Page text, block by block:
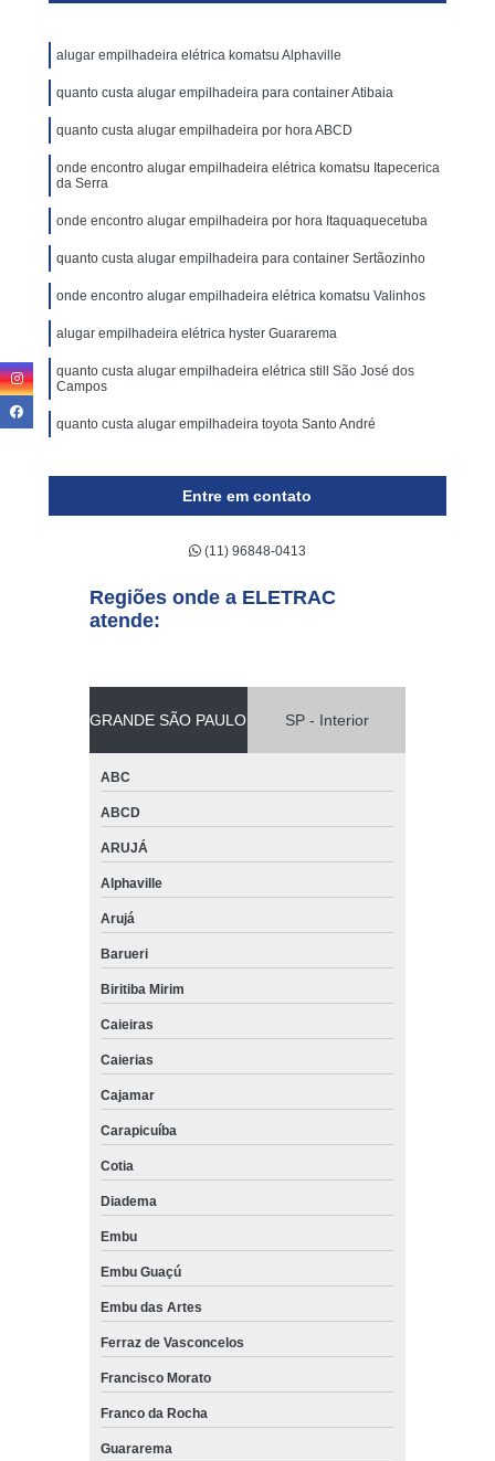
alugar empilhadeira elétrica komatsu Alphaville
quanto custa alugar empilhadeira para container Atibaia
quanto custa alugar empilhadeira por hora ABCD
onde encontro alugar empilhadeira elétrica komatsu Itapecerica
da Serra
onde encontro alugar empilhadeira por hora Itaquaquecetuba
quanto custa alugar empilhadeira para container Sertãozinho
onde encontro alugar empilhadeira elétrica komatsu Valinhos
alugar empilhadeira elétrica hyster Guararema
quanto custa alugar empilhadeira elétrica still São José dos
Campos
quanto custa alugar empilhadeira toyota Santo André
Entre em contato
(11) 96848-0413
Regiões onde a ELETRAC
atende:
GRANDE SÃO PAULO SP - Interior
ABC
ABCD
ARUJÁ
Alphaville
Arujá
Barueri
Biritiba Mirim
Caieiras
Caierias
Cajamar
Carapicuíba
Cotia
Diadema
Embu
Embu Guaçú
Embu das Artes
Ferraz de Vasconcelos
Francisco Morato
Franco da Rocha
Guararema